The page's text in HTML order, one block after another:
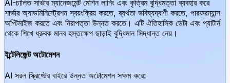
AI-চালিত সার্ভার ম্যানেজমেন্ট মেশিন লার্নিং এবং কৃত্রিম বুদ্ধিমত্তা ব্যবহার করে
সার্ভার অ্যাডমিনিস্ট্রেশন স্বয়ংক্রিয় করতে, ব্যর্থতা ভবিষ্যদ্বাণী করতে, পারফরম্যান্স
অপ্টিমাইজ করতে এবং নিরাপত্তা উন্নত করতে। এটি ঐতিহাসিক ডেটা এবং প্যাটার্ন
থেকে শিখে ধ্রুবক মানব হস্তক্ষেপ ছাড়াই বুদ্ধিমান সিদ্ধান্ত নেয়।
ইন্টেলিজেন্ট অটোমেশন
AI সরল স্ক্রিপ্টের বাইরে উন্নত অটোমেশন সক্ষম করে: